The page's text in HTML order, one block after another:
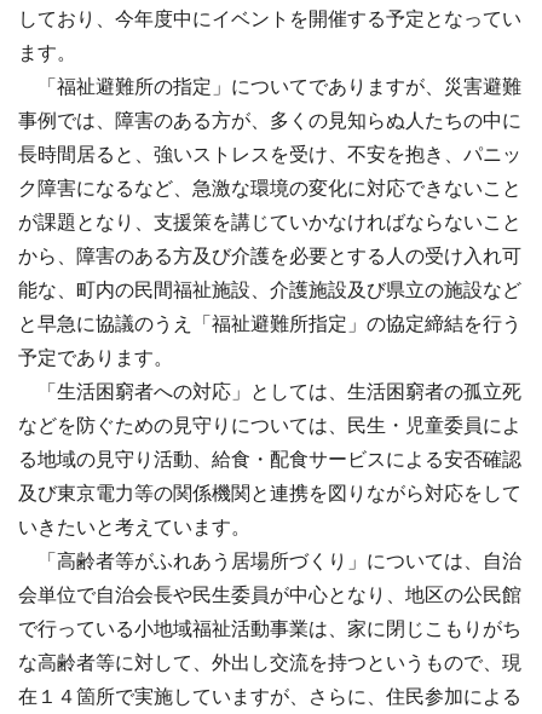
しており、今年度中にイベントを開催する予定となってい
ます。
「福祉避難所の指定」についてでありますが、災害避難
事例では、障害のある方が、多くの見知らぬ人たちの中に
長時間居ると、強いストレスを受け、不安を抱き、パニッ
ク障害になるなど、急激な環境の変化に対応できないこと
が課題となり、支援策を講じていかなければならないこと
から、障害のある方及び介護を必要とする人の受け入れ可
能な、町内の民間福祉施設、介護施設及び県立の施設など
と早急に協議のうえ「福祉避難所指定」の協定締結を行う
予定であります。
「生活困窮者への対応」としては、生活困窮者の孤立死
などを防ぐための見守りについては、民生・児童委員によ
る地域の見守り活動、給食・配食サービスによる安否確認
及び東京電力等の関係機関と連携を図りながら対応をして
いきたいと考えています。
「高齢者等がふれあう居場所づくり」については、自治
会単位で自治会長や民生委員が中心となり、地区の公民館
で行っている小地域福祉活動事業は、家に閉じこもりがち
な高齢者等に対して、外出し交流を持つというもので、現
在１４箇所で実施していますが、さらに、住民参加による